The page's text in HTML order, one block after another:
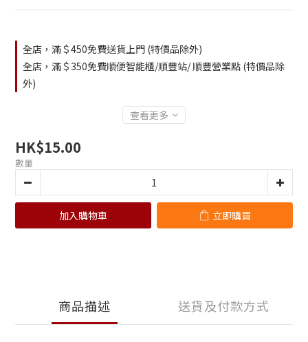
全店，滿＄450免費送貨上門 (特價品除外)
全店，滿＄350免費順便智能櫃/順豐站/ 順豐營業點 (特價品除
外)
查看更多
HK$15.00
數量
加入購物車 立即購買
商品描述 送貨及付款方式